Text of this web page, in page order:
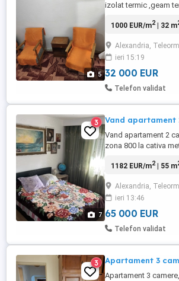
5
izolat termic ,geam
aproape de piata
1000 EUR/m2| 32 m
Alexandria,
ieri 15:19
32 000 EUR
Telefon validat
7
3 Vand apartament
Vand apartament 2
zona 800 la cativa
55 si 60 de metri
faiantat, etaj 3 din 4.
stare perfecta bun de
moment, pt mai multe
1182 EUR/m2| 55 m
Alexandria,
ieri 13:46
65 000 EUR
Telefon validat
3 Apartament 3
Apartament 3